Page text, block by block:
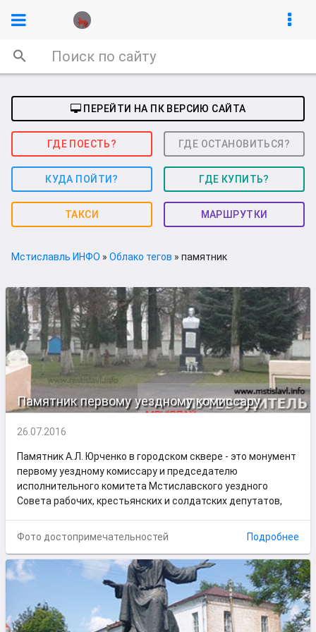
ПЕРЕЙТИ НА ПК ВЕРСИЮ САЙТА
ГДЕ ПОЕСТЬ? ГДЕ ОСТАНОВИТЬСЯ?
КУДА ПОЙТИ? ГДЕ КУПИТЬ?
ТАКСИ МАРШРУТКИ
Мстиславль ИНФО » Облако тегов » памятник
Памятник первому уездному комиссару
26.07.2016
Памятник А.Л. Юрченко в городском сквере - это монумент
первому уездному комиссару и председателю
исполнительного комитета Мстиславского уездного
Совета рабочих, крестьянских и солдатских депутатов,
Фото достопримечательностей Подробнее